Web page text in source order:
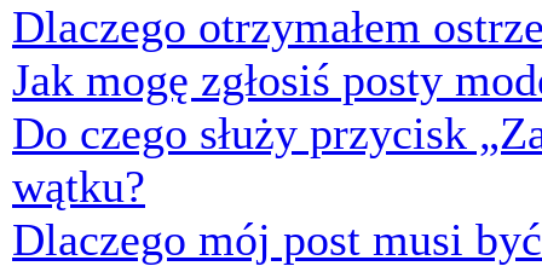
Dlaczego otrzymałem
Jak mogę zgłosiś posty
Do czego służy przycisk
wątku?
Dlaczego mój post musi